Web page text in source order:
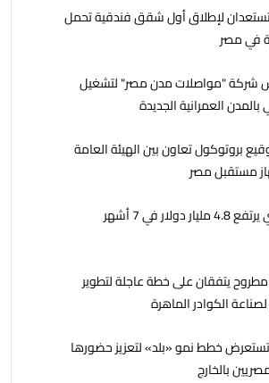
لإطلاق أول شقق فندقية تحمل
في مصر
شركة "مواصلات مدن مصر" لتشغيل
العمرانية الجديدة
بروتوكول تعاون بين الهيئة العامة
مستقبل مصر
في 7 أشهر
يتفقان على خطة عاجلة لتطوير
الكوادر الماهرة
خطط نمو «بلد» لتعزيز حضورها
بالخارج